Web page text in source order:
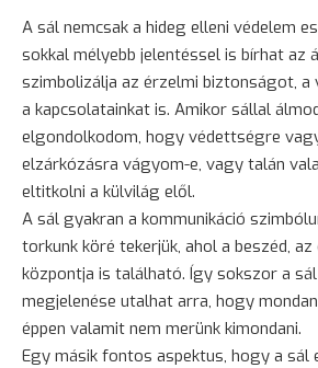
A sál nemcsak a hideg elleni védelem
sokkal mélyebb jelentéssel is bírhat az
szimbolizálja az érzelmi biztonságot, a
a kapcsolatainkat is. Amikor sállal
elgondolkodom, hogy védettségre
elzárkózásra vágyom-e, vagy talán
eltitkolni a külvilág elől.
A sál gyakran a kommunikáció
torkunk köré tekerjük, ahol a beszéd, az
központja is található. Így sokszor a
megjelenése utalhat arra, hogy
éppen valamit nem merünk kimondani.
Egy másik fontos aspektus, hogy a sál